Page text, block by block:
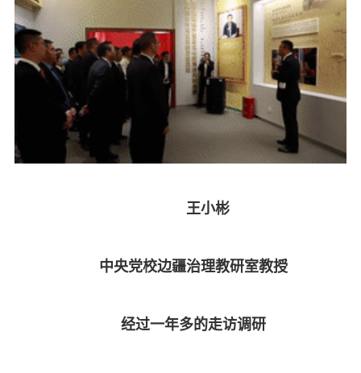
王小彬
中央党校边疆治理教研室教授
经过一年多的走访调研